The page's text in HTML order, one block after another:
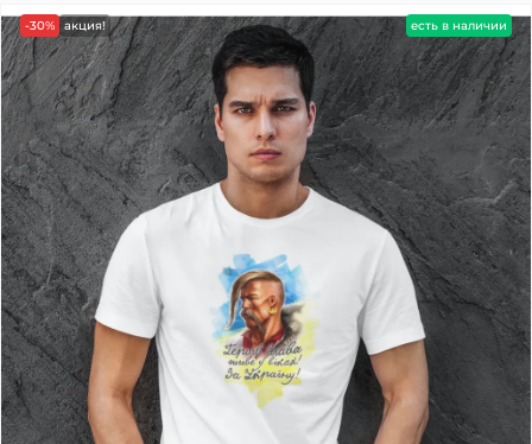
-30% акция! есть в наличии